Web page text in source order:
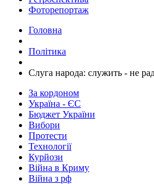
Фоторепортаж
Головна
Політика
​Слуга народа: служить - не
За кордоном
Україна - ЄС
Бюджет України
Вибори
Протести
Технології
Курйози
Війна в Криму
Війна з рф